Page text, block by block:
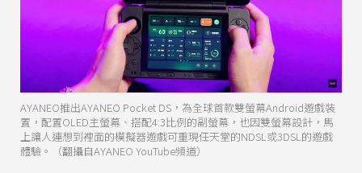
AYANEO推出AYANEO Pocket DS，為全球首款雙螢幕Android遊戲裝
置，配置OLED主螢幕、搭配4:3比例的副螢幕，也因雙螢幕設計，馬
上讓人連想到裡面的模擬器遊戲可重現任天堂的NDSL或3DSL的遊戲
體驗。（翻攝自AYANEO YouTube頻道）